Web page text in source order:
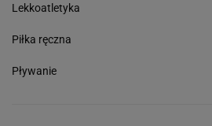
Lekkoatletyka
Piłka ręczna
Pływanie